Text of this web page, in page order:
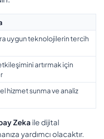
uygun teknolojilerin tercih
artırmak için
hizmet sunma ve analiz
Zeka ile dijital
yardımcı olacaktır.